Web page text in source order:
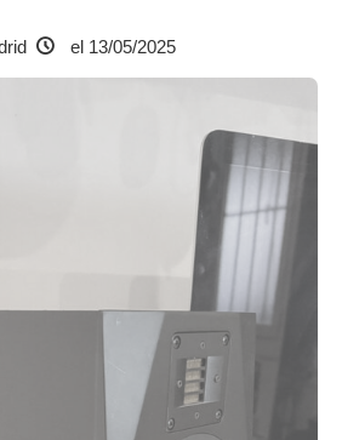
el 13/05/2025